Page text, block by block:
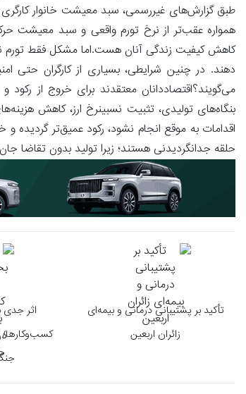
طبق گزارش‌های غیررسمی، سبد معیشت خانوار
همواره عقب‌تر از نرخ تورم واقعی و سبد معیشت
کاهش کیفیت زندگی آنان هست.اما مشکل فقط تورم
دهند. در چنین شرایطی، بسیاری از کارگران حتی
می‌گویند؟اقتصاددانان معتقدند برای خروج از
بنگاه‌های تولیدی، تثبیت نسبینرخ ارز، کاهش
اقدامات به موقع انجام نشود، رکود عمیق‌تر گردیده
حلقه جدانگردیدنی هستند؛ زیرا تولید بدون تقاضا
تأکید بر پشتیبانی درمانی و بیمه‌ای
زائران اربعین
اثر جدی
کسب‌وکارها/